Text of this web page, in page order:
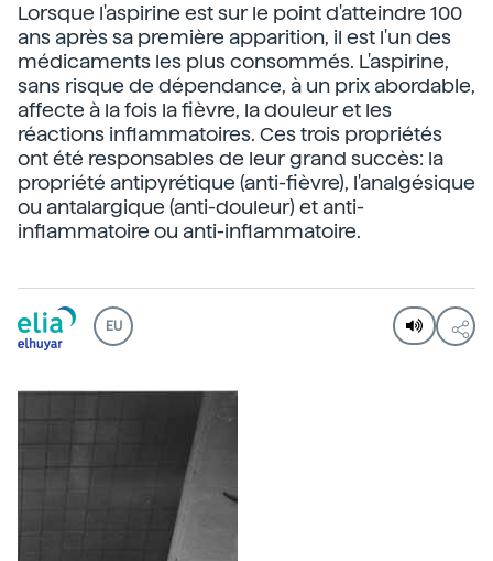
Lorsque l'aspirine est sur le point d'atteindre 100
ans après sa première apparition, il est l'un des
médicaments les plus consommés. L'aspirine,
sans risque de dépendance, à un prix abordable,
affecte à la fois la fièvre, la douleur et les
réactions inflammatoires. Ces trois propriétés
ont été responsables de leur grand succès: la
propriété antipyrétique (anti-fièvre), l'analgésique
ou antalargique (anti-douleur) et anti-
inflammatoire ou anti-inflammatoire.
EU